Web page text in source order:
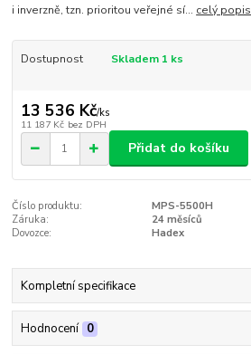
i inverzně, tzn. prioritou veřejné sí... celý popis
Dostupnost Skladem 1 ks
13 536 Kč/ks
11 187 Kč bez DPH
Přidat do košíku
Číslo produktu:
MPS-5500H
Záruka:
24 měsíců
Dovozce:
Hadex
Kompletní specifikace
Hodnocení 0